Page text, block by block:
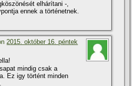
elhárí­tani -,
ennek a történetnek.
2015. október 16. péntek
mindig csak a
Ez igy történt minden